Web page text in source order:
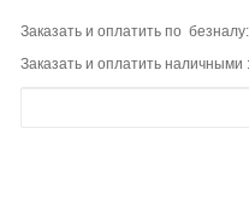
Заказать и оплатить по
Заказать и оплатить наличными